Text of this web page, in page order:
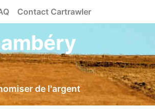
Contact Cartrawler
de l'argent